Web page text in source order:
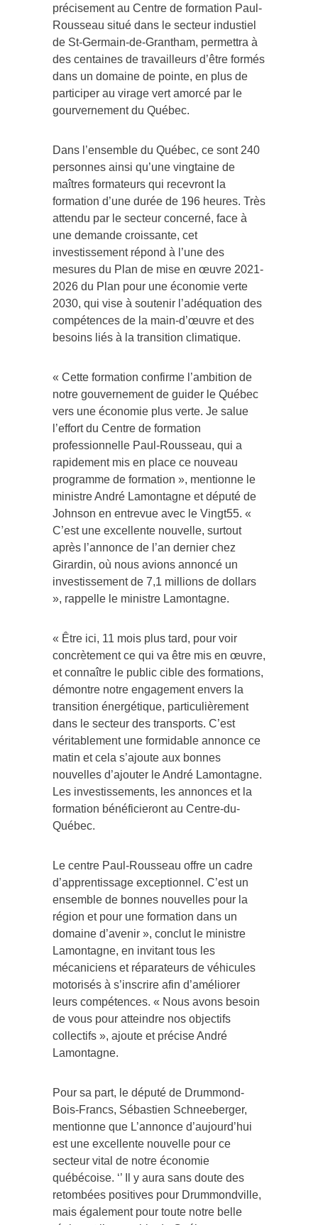
précisement au Centre de formation Paul-
Rousseau situé dans le secteur industiel
de St-Germain-de-Grantham, permettra à
des centaines de travailleurs d’être formés
dans un domaine de pointe, en plus de
participer au virage vert amorcé par le
gourvernement du Québec.
Dans l’ensemble du Québec, ce sont 240
personnes ainsi qu’une vingtaine de
maîtres formateurs qui recevront la
formation d’une durée de 196 heures. Très
attendu par le secteur concerné, face à
une demande croissante, cet
investissement répond à l’une des
mesures du Plan de mise en œuvre 2021-
2026 du Plan pour une économie verte
2030, qui vise à soutenir l’adéquation des
compétences de la main-d’œuvre et des
besoins liés à la transition climatique.
« Cette formation confirme l’ambition de
notre gouvernement de guider le Québec
vers une économie plus verte. Je salue
l’effort du Centre de formation
professionnelle Paul-Rousseau, qui a
rapidement mis en place ce nouveau
programme de formation », mentionne le
ministre André Lamontagne et député de
Johnson en entrevue avec le Vingt55. «
C’est une excellente nouvelle, surtout
après l’annonce de l’an dernier chez
Girardin, où nous avions annoncé un
investissement de 7,1 millions de dollars
», rappelle le ministre Lamontagne.
« Être ici, 11 mois plus tard, pour voir
concrètement ce qui va être mis en œuvre,
et connaître le public cible des formations,
démontre notre engagement envers la
transition énergétique, particulièrement
dans le secteur des transports. C’est
véritablement une formidable annonce ce
matin et cela s’ajoute aux bonnes
nouvelles d’ajouter le André Lamontagne.
Les investissements, les annonces et la
formation bénéficieront au Centre-du-
Québec.
Le centre Paul-Rousseau offre un cadre
d’apprentissage exceptionnel. C’est un
ensemble de bonnes nouvelles pour la
région et pour une formation dans un
domaine d’avenir », conclut le ministre
Lamontagne, en invitant tous les
mécaniciens et réparateurs de véhicules
motorisés à s’inscrire afin d’améliorer
leurs compétences. « Nous avons besoin
de vous pour atteindre nos objectifs
collectifs », ajoute et précise André
Lamontagne.
Pour sa part, le député de Drummond-
Bois-Francs, Sébastien Schneeberger,
mentionne que L’annonce d’aujourd’hui
est une excellente nouvelle pour ce
secteur vital de notre économie
québécoise. ‘’ Il y aura sans doute des
retombées positives pour Drummondville,
mais également pour toute notre belle